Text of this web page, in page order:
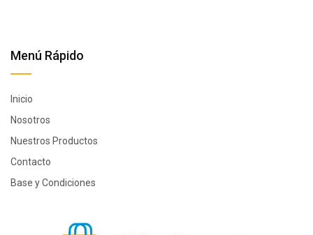
Menú Rápido
Inicio
Nosotros
Nuestros Productos
Contacto
Base y Condiciones